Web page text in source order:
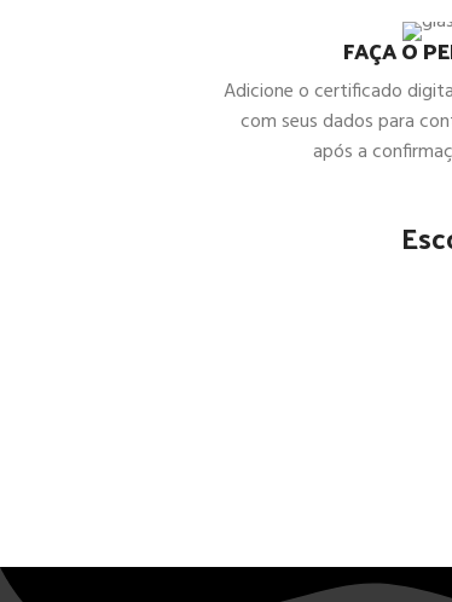
FAÇA O
Adicione o certificado
com seus dados para
após a